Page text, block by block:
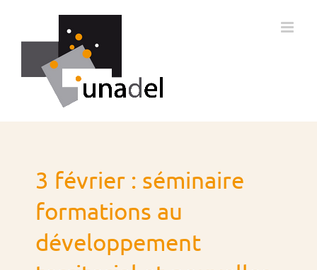
contenu
3 février : séminaire
formations au
développement